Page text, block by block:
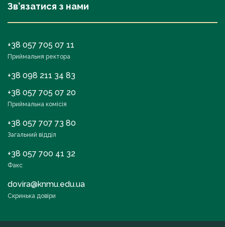
Зв’язатися з нами
+38 057 705 07 11
Приймальня ректора
+38 098 211 34 83
+38 057 705 07 20
Приймальна комісія
+38 057 707 73 80
Загальний відділ
+38 057 700 41 32
Факс
dovira@knmu.edu.ua
Скринька довіри